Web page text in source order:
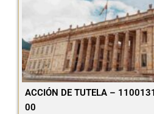
ACCIÓN DE TUTELA –
00